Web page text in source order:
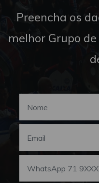
Preencha os
melhor Grupo